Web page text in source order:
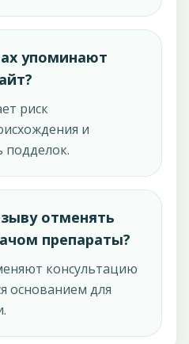
упоминают
риск
и
подделок.
отменять
препараты?
консультацию
основанием для